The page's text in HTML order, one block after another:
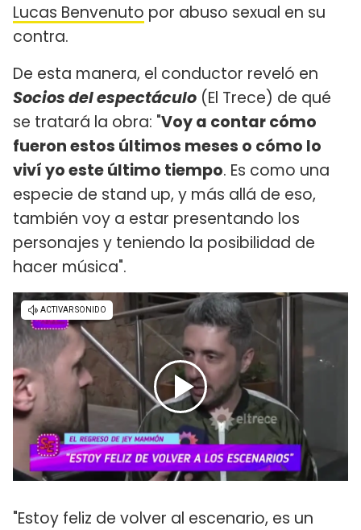
Lucas Benvenuto por abuso sexual en su
contra.
De esta manera, el conductor reveló en
Socios del espectáculo (El Trece) de qué
se tratará la obra: "Voy a contar cómo
fueron estos últimos meses o cómo lo
viví yo este último tiempo. Es como una
especie de stand up, y más allá de eso,
también voy a estar presentando los
personajes y teniendo la posibilidad de
hacer música".
"Estoy feliz de volver al escenario, es un